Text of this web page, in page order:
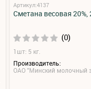
Артикул:4137
Сметана весовая 20%,
(0)
1шт: 5 кг.
Производитель:
ОАО "Минский молочный